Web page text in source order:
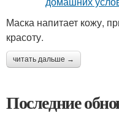
Маска напитает кожу,
красоту.
читать дальше →
Последние